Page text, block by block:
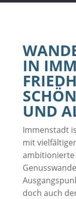
IN
UND
Immenstadt
mit
ambitionierte
doch auch